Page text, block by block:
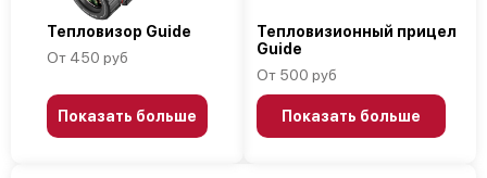
Тепловизор Guide
От 450 руб
Показать больше
Тепловизионный прицел
Guide
От 500 руб
Показать больше